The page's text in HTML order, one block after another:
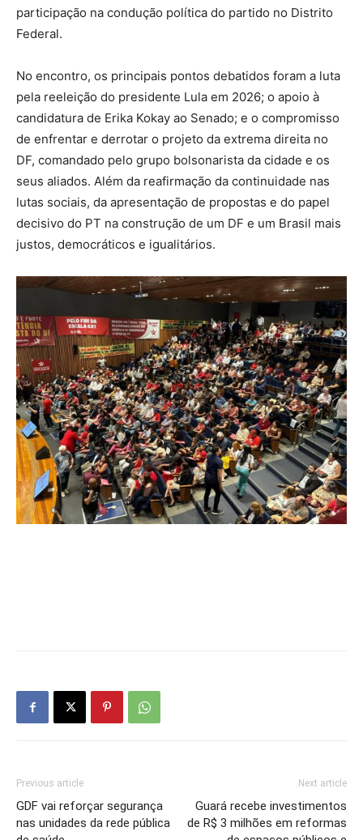
participação na condução política do partido no Distrito
Federal.
No encontro, os principais pontos debatidos foram a luta
pela reeleição do presidente Lula em 2026; o apoio à
candidatura de Erika Kokay ao Senado; e o compromisso
de enfrentar e derrotar o projeto da extrema direita no
DF, comandado pelo grupo bolsonarista da cidade e os
seus aliados. Além da reafirmação da continuidade nas
lutas sociais, da apresentação de propostas e do papel
decisivo do PT na construção de um DF e um Brasil mais
justos, democráticos e igualitários.
Previous article
GDF vai reforçar segurança
nas unidades da rede pública
Next article
Guará recebe investimentos
de R$ 3 milhões em reformas